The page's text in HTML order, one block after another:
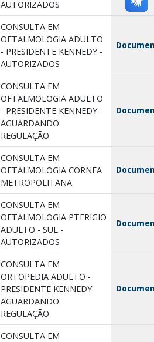
AUTORIZADOS
CONSULTA EM
OFTALMOLOGIA ADULTO
- PRESIDENTE KENNEDY -
AUTORIZADOS
CONSULTA EM
OFTALMOLOGIA ADULTO
- PRESIDENTE KENNEDY -
AGUARDANDO
REGULAÇÃO
CONSULTA EM
OFTALMOLOGIA CORNEA
METROPOLITANA
CONSULTA EM
OFTALMOLOGIA PTERIGIO
ADULTO - SUL -
AUTORIZADOS
CONSULTA EM
ORTOPEDIA ADULTO -
PRESIDENTE KENNEDY -
AGUARDANDO
REGULAÇÃO
CONSULTA EM